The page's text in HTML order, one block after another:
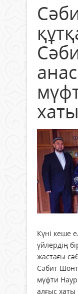
Күні кеше
үйлердің
жастағы
Сәбит
мүфти
алғыс хаты